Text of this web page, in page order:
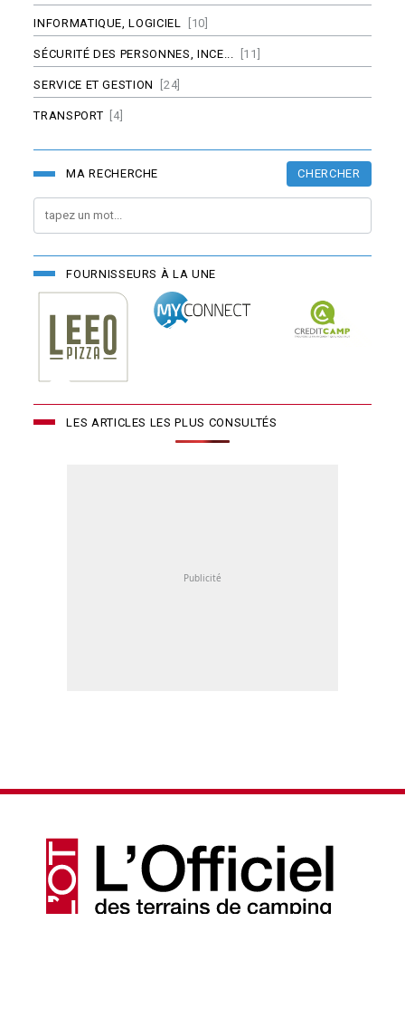
INFORMATIQUE, LOGICIEL [10]
SÉCURITÉ DES PERSONNES, INCE... [11]
SERVICE ET GESTION [24]
TRANSPORT [4]
MA RECHERCHE CHERCHER
FOURNISSEURS À LA UNE
LES ARTICLES LES PLUS CONSULTÉS